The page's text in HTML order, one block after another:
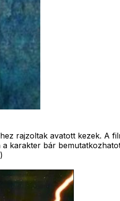
rajzoltak avatott kezek. A
karakter bár